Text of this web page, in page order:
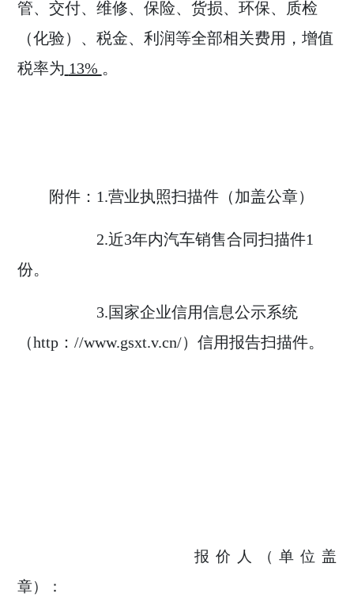
管、交付、维修、保险、货损、环保、质检
（化验）、税金、利润等全部相关费用，增值
税率为 13% 。
附件： 1.营业执照扫描件（加盖公章）
2.近3年内汽车销售合同扫描件1
份。
3.国家企业信用信息公示系统
（http： //www.gsxt.v.cn/） 信用报告扫描件。
报价人（单位盖
章）：